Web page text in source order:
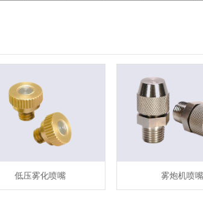
低压雾化喷嘴 雾炮机喷嘴